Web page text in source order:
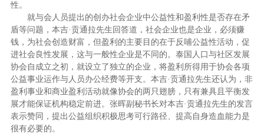
性。
就与会人员提出的创办社会企业中公益性和盈利性是否存在矛
盾等问题，本吉·贡通拉先生回答道，社会企业也是企业，必须赚
钱，为社会创造财富，但盈利的主要目的在于反哺公益性活动，促
进社会良性发展，这与一般性企业是不同的。泰国人口与社区发展
协会自成立之初，就设立了独立的企业，将盈利所得用于协会各项
公益事业运作与人员办公经费等开支。本吉·贡通拉先生还认为，非
盈利事业和商业盈利活动就像协会的两只翅膀，只有兼具且平衡发
展才能保证机构稳定前进。张晖副秘书长对本吉·贡通拉先生的发言
表示赞同，提出公益组织积极思考可行路径、提高自身造血能力是
很有必要的。